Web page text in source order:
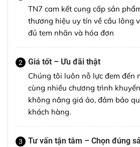
TN7 cam kết cung cấp sản
thương hiệu uy tín về cầu lông
đủ tem nhãn và hóa đơn
2
Giá tốt – Ưu đãi thật
Chúng tôi luôn nỗ lực đem đến
cùng nhiều chương trình
không nâng giá ảo, đảm bảo
khách hàng.
3
Tư vấn tận tâm – Chọn đúng